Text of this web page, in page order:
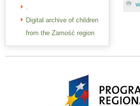
.
Digital archive of children
from the Zamość region